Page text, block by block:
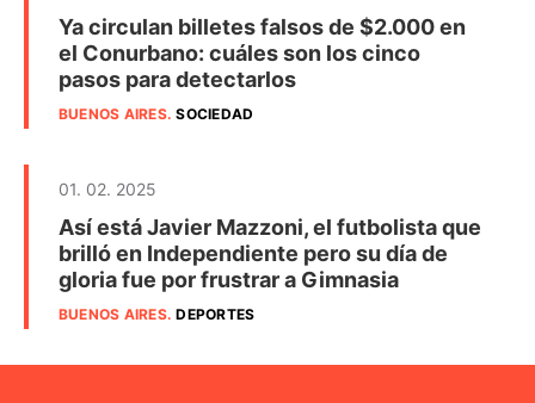
Ya circulan billetes falsos de $2.000 en
el Conurbano: cuáles son los cinco
pasos para detectarlos
BUENOS AIRES.SOCIEDAD
01. 02. 2025
Así está Javier Mazzoni, el futbolista que
brilló en Independiente pero su día de
gloria fue por frustrar a Gimnasia
BUENOS AIRES.DEPORTES